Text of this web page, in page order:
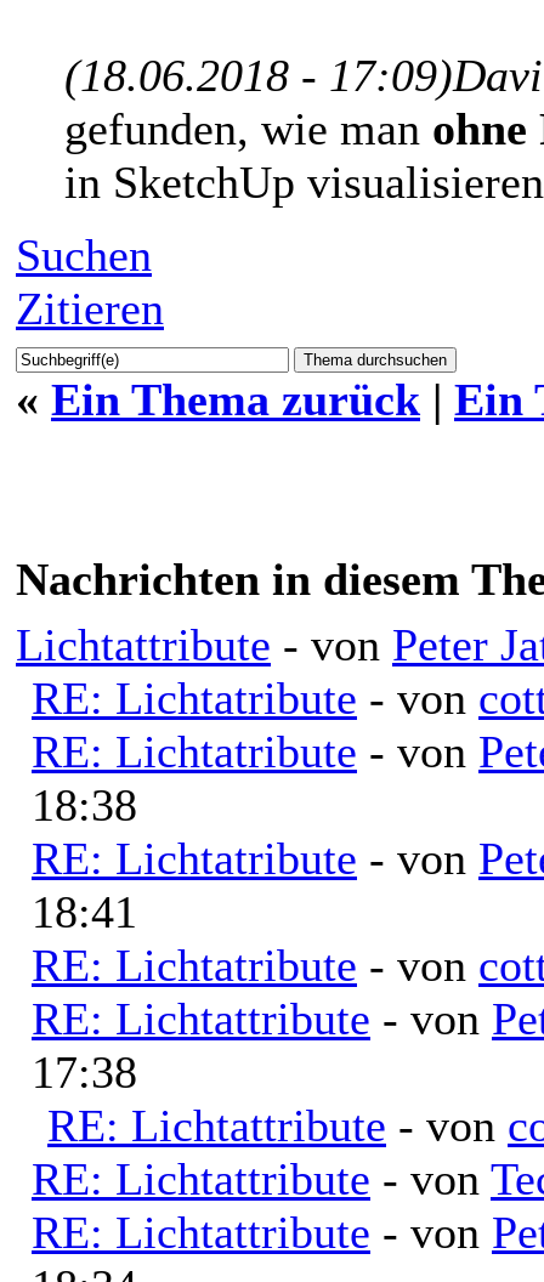
(18.06.2018 - 17:09)
gefunden, wie man ohne
in SketchUp
Suchen
Zitieren
« Ein Thema zurück | Ein
Nachrichten in diesem
Lichtattribute - von Peter
RE: Lichtatribute - von
RE: Lichtatribute - von
18:38
RE: Lichtatribute - von
18:41
RE: Lichtatribute - von
RE: Lichtattribute - von
17:38
RE: Lichtattribute - von
RE: Lichtattribute - von
RE: Lichtattribute - von